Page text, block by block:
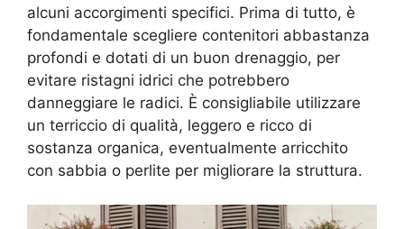
alcuni accorgimenti specifici. Prima di tutto, è
fondamentale scegliere contenitori abbastanza
profondi e dotati di un buon drenaggio, per
evitare ristagni idrici che potrebbero
danneggiare le radici. È consigliabile utilizzare
un terriccio di qualità, leggero e ricco di
sostanza organica, eventualmente arricchito
con sabbia o perlite per migliorare la struttura.